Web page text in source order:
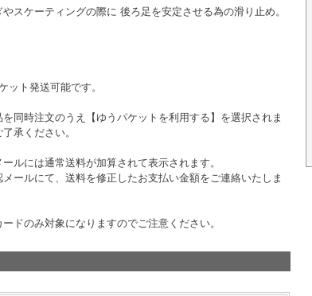
スケーティングの際に 後ろ足を安定させる為の滑り止め。
ット発送可能です。
同時注文のうえ【ゆうパケットを利用する】を選択されま
承ください。
ルには通常送料が加算されて表示されます。
ールにて、送料を修正したお支払い金額をご連絡いたしま
ドのみ対象になりますのでご注意ください。